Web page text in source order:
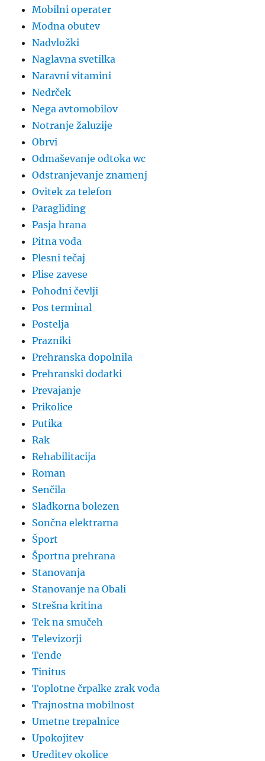
Mobilni operater
Modna obutev
Nadvložki
Naglavna svetilka
Naravni vitamini
Nedrček
Nega avtomobilov
Notranje žaluzije
Obrvi
Odmaševanje odtoka wc
Odstranjevanje znamenj
Ovitek za telefon
Paragliding
Pasja hrana
Pitna voda
Plesni tečaj
Plise zavese
Pohodni čevlji
Pos terminal
Postelja
Prazniki
Prehranska dopolnila
Prehranski dodatki
Prevajanje
Prikolice
Putika
Rak
Rehabilitacija
Roman
Senčila
Sladkorna bolezen
Sončna elektrarna
Šport
Športna prehrana
Stanovanja
Stanovanje na Obali
Strešna kritina
Tek na smučeh
Televizorji
Tende
Tinitus
Toplotne črpalke zrak voda
Trajnostna mobilnost
Umetne trepalnice
Upokojitev
Ureditev okolice